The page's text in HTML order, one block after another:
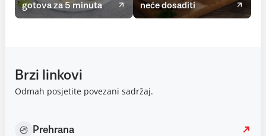
gotova za 5 minuta
neće dosaditi
Brzi linkovi
Odmah posjetite povezani sadržaj.
Prehrana